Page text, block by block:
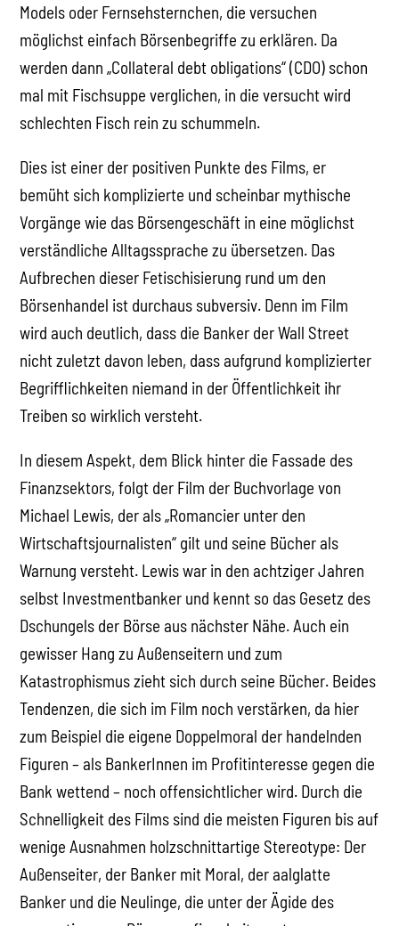
Models oder Fernsehsternchen, die versuchen
möglichst einfach Börsenbegriffe zu erklären. Da
werden dann „Collateral debt obligations“ (CDO) schon
mal mit Fischsuppe verglichen, in die versucht wird
schlechten Fisch rein zu schummeln.
Dies ist einer der positiven Punkte des Films, er
bemüht sich komplizierte und scheinbar mythische
Vorgänge wie das Börsengeschäft in eine möglichst
verständliche Alltagssprache zu übersetzen. Das
Aufbrechen dieser Fetischisierung rund um den
Börsenhandel ist durchaus subversiv. Denn im Film
wird auch deutlich, dass die Banker der Wall Street
nicht zuletzt davon leben, dass aufgrund komplizierter
Begrifflichkeiten niemand in der Öffentlichkeit ihr
Treiben so wirklich versteht.
In diesem Aspekt, dem Blick hinter die Fassade des
Finanzsektors, folgt der Film der Buchvorlage von
Michael Lewis, der als „Romancier unter den
Wirtschaftsjournalisten“ gilt und seine Bücher als
Warnung versteht. Lewis war in den achtziger Jahren
selbst Investmentbanker und kennt so das Gesetz des
Dschungels der Börse aus nächster Nähe. Auch ein
gewisser Hang zu Außenseitern und zum
Katastrophismus zieht sich durch seine Bücher. Beides
Tendenzen, die sich im Film noch verstärken, da hier
zum Beispiel die eigene Doppelmoral der handelnden
Figuren – als BankerInnen im Profitinteresse gegen die
Bank wettend – noch offensichtlicher wird. Durch die
Schnelligkeit des Films sind die meisten Figuren bis auf
wenige Ausnahmen holzschnittartige Stereotype: Der
Außenseiter, der Banker mit Moral, der aalglatte
Banker und die Neulinge, die unter der Ägide des